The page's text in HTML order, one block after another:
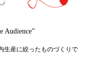
Audience”
生産に絞ったものづくりで